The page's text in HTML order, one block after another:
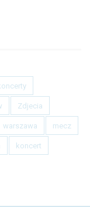
Zdjecia
warszawa mecz
koncert